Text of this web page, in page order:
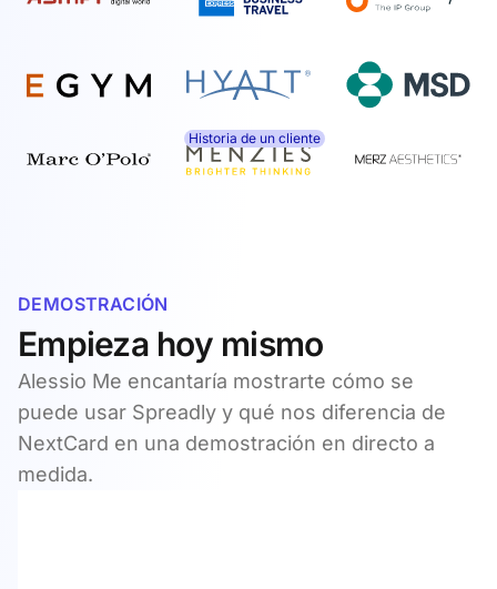
Historia de un cliente
DEMOSTRACIÓN
Empieza hoy mismo
Alessio Me encantaría mostrarte cómo se
puede usar Spreadly y qué nos diferencia de
NextCard en una demostración en directo a
medida.